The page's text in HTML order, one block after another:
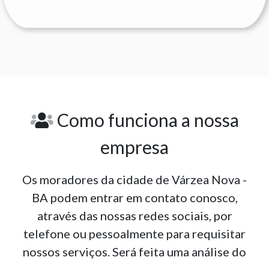
Como funciona a nossa
empresa
Os moradores da cidade de Várzea Nova -
BA podem entrar em contato conosco,
através das nossas redes sociais, por
telefone ou pessoalmente para requisitar
nossos serviços. Será feita uma análise do